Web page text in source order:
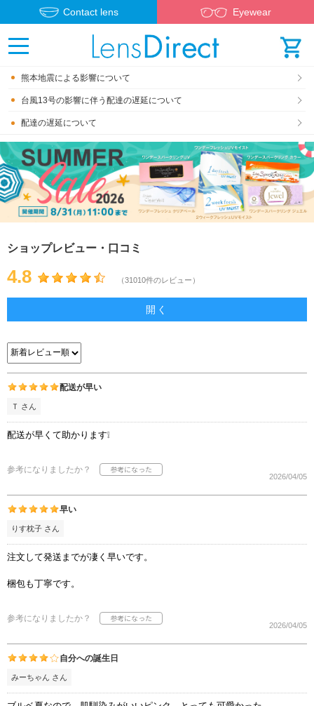
Contact lens Eyewear
熊本地震による影響について
台風13号の影響に伴う配達の遅延について
配達の遅延について
ショップレビュー・口コミ
4.8 （31010件のレビュー）
開く
配送が早い
Ｔ さん
配送が早くて助かります❕
参考になりましたか？
2026/04/05
早い
りす枕子 さん
注文して発送までが凄く早いです。
梱包も丁寧です。
参考になりましたか？
2026/04/05
自分への誕生日
みーちゃん さん